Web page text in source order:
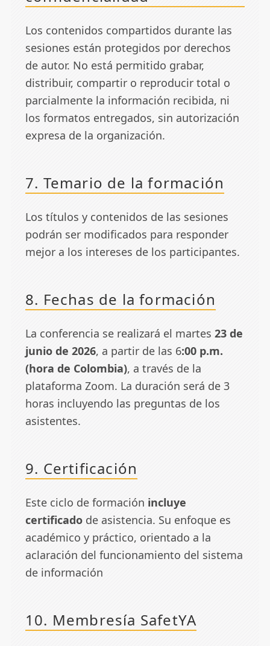
Los contenidos compartidos durante las
sesiones están protegidos por derechos
de autor. No está permitido grabar,
distribuir, compartir o reproducir total o
parcialmente la información recibida, ni
los formatos entregados, sin autorización
expresa de la organización.
7. Temario de la formación
Los títulos y contenidos de las sesiones
podrán ser modificados para responder
mejor a los intereses de los participantes.
8. Fechas de la formación
La conferencia se realizará el martes 23 de
junio de 2026, a partir de las 6:00 p.m.
(hora de Colombia), a través de la
plataforma Zoom. La duración será de 3
horas incluyendo las preguntas de los
asistentes.
9. Certificación
Este ciclo de formación incluye
certificadode asistencia. Su enfoque es
académico y práctico, orientado a la
aclaración del funcionamiento del sistema
de información
10. Membresía SafetYA